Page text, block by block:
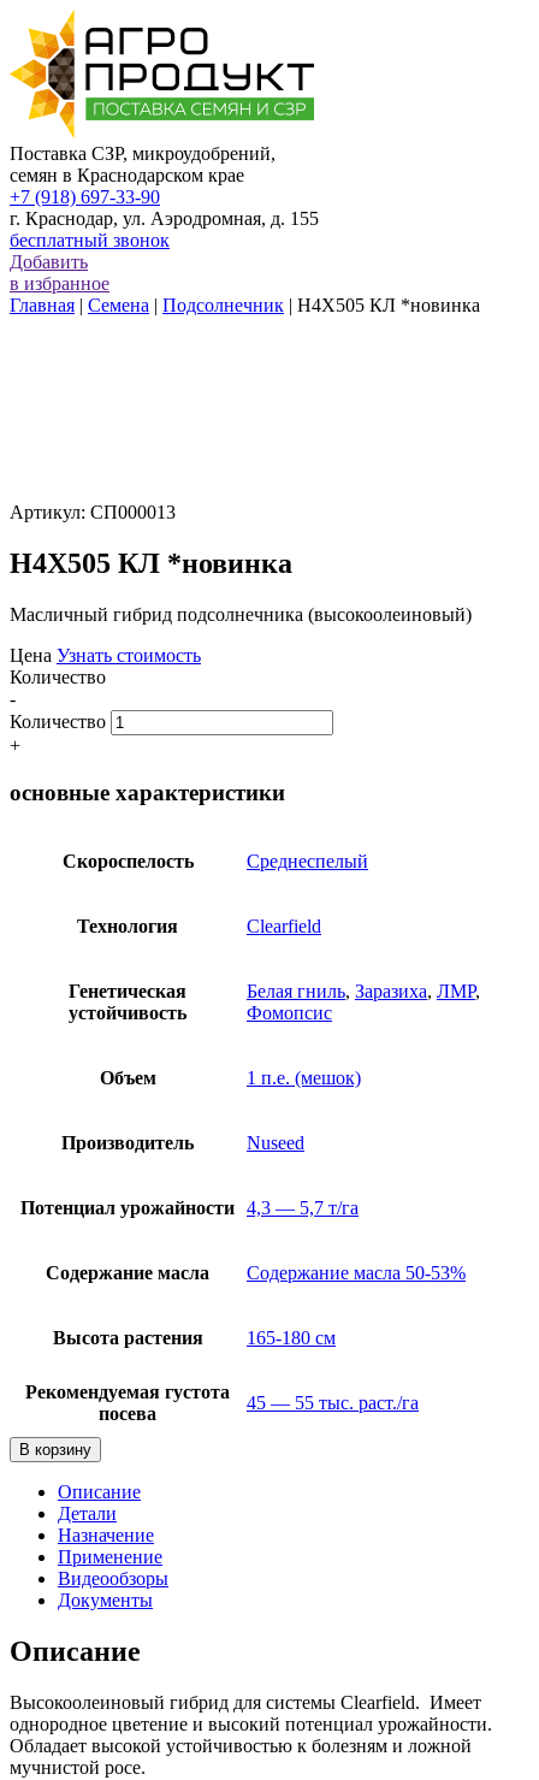
Поставка СЗР, микроудобрений,
семян в Краснодарском крае
+7 (918) 697-33-90
г. Краснодар, ул. Аэродромная, д. 155
бесплатный звонок
Добавить
в избранное
Главная | Семена | Подсолнечник | Н4Х505 КЛ *новинка
Артикул: СП000013
Н4Х505 КЛ *новинка
Масличный гибрид подсолнечника (высокоолеиновый)
Цена Узнать стоимость
Количество
-
Количество
+
основные характеристики
Скороспелость Среднеспелый
Технология Clearfield
Генетическая
устойчивость
Белая гниль, Заразиха, ЛМР,
Фомопсис
Объем 1 п.е. (мешок)
Производитель Nuseed
Потенциал урожайности 4,3 — 5,7 т/га
Содержание масла Содержание масла 50-53%
Высота растения 165-180 см
Рекомендуемая густота
посева
45 — 55 тыс. раст./га
В корзину
Описание
Детали
Назначение
Применение
Видеообзоры
Документы
Описание
Высокоолеиновый гибрид для системы Clearfield. Имеет
однородное цветение и высокий потенциал урожайности.
Обладает высокой устойчивостью к болезням и ложной
мучнистой росе.